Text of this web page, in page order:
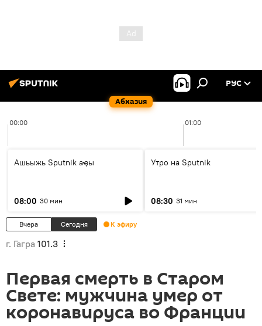
Абхазия
РУС
00:00 01:00
Ашьыжь Sputnik аҿы
08:00 30 мин
Утро на Sputnik
08:30 31 мин
Вчера Сегодня К эфиру
г. Гагра 101.3
Первая смерть в Старом
Свете: мужчина умер от
коронавируса во Франции